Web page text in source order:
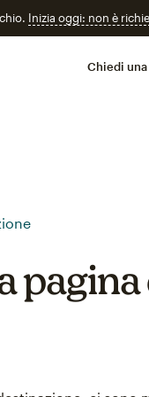
Inizia oggi: non è
Chiedi
pagina